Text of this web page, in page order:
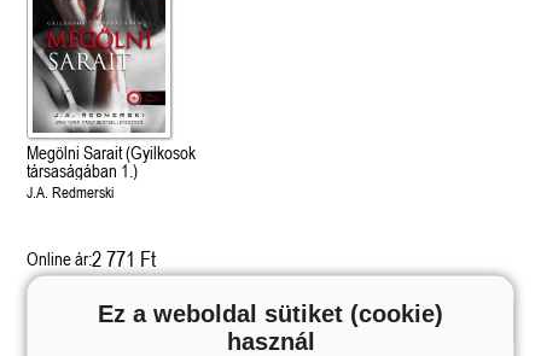
Megölni Sarait (Gyilkosok
társaságában 1.)
J.A. Redmerski
Online ár:2 771 Ft
Ez a weboldal sütiket (cookie)
használ